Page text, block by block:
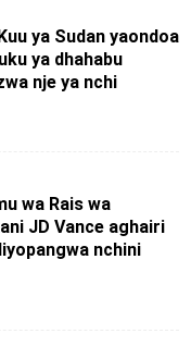
ya Sudan yaondoa
ya dhahabu
nje ya nchi
wa Rais wa
JD Vance aghairi
nchini